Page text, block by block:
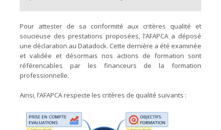
Pour attester de sa conformité aux critères qualité et
soucieuse des prestations proposées, l’AFAPCA a déposé
une déclaration au Datadock. Cette dernière a été examinée
et validée et désormais nos actions de formation sont
référencables par les financeurs de la formation
professionnelle.
Ainsi, l’AFAPCA respecte les critères de qualité suivants :